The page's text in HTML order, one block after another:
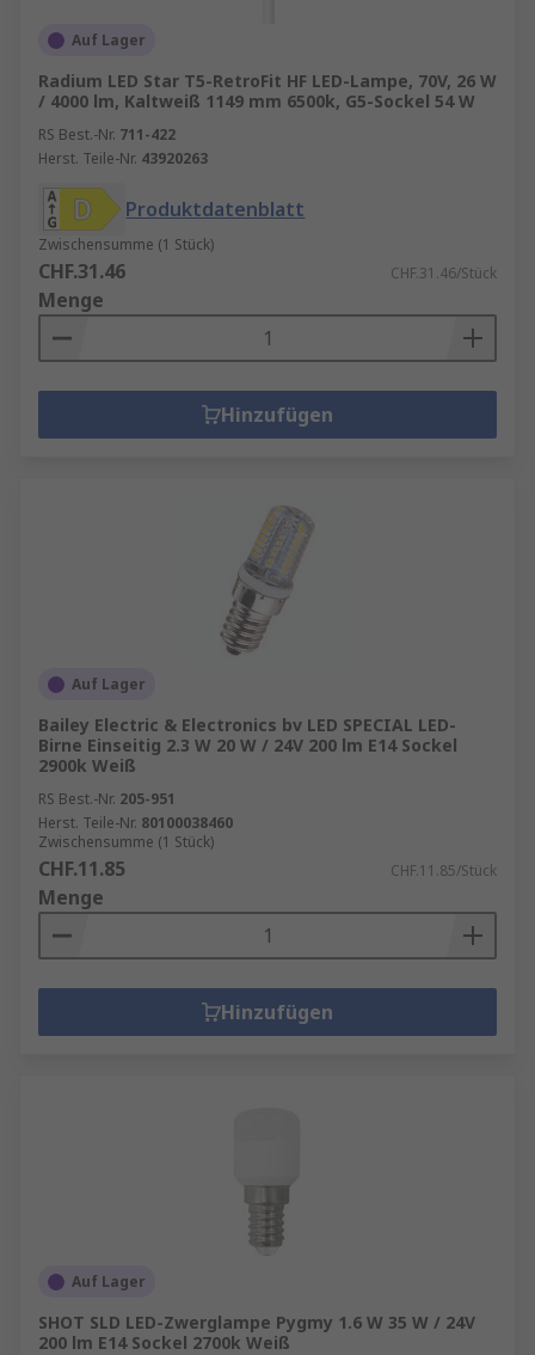
Auf Lager
Radium LED Star T5-RetroFit HF LED-Lampe, 70V, 26 W
/ 4000 lm, Kaltweiß 1149 mm 6500k, G5-Sockel 54 W
RS Best.-Nr. 711-422
Herst. Teile-Nr. 43920263
Produktdatenblatt
Zwischensumme (1 Stück)
CHF.31.46 CHF.31.46/Stück
Menge
Hinzufügen
Auf Lager
Bailey Electric & Electronics bv LED SPECIAL LED-
Birne Einseitig 2.3 W 20 W / 24V 200 lm E14 Sockel
2900k Weiß
RS Best.-Nr. 205-951
Herst. Teile-Nr. 80100038460
Zwischensumme (1 Stück)
CHF.11.85 CHF.11.85/Stück
Menge
Hinzufügen
Auf Lager
SHOT SLD LED-Zwerglampe Pygmy 1.6 W 35 W / 24V
200 lm E14 Sockel 2700k Weiß